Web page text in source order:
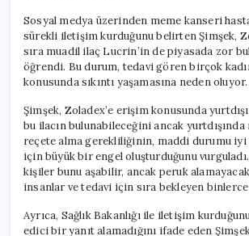
Sosyal medya üzerinden meme kanseri
sürekli iletişim kurduğunu belirten Şimşek,
sıra muadil ilaç Lucrin’in de piyasada zor
öğrendi. Bu durum, tedavi gören birçok
konusunda sıkıntı yaşamasına neden oluyor.
Şimşek, Zoladex’e erişim konusunda
bu ilacın bulunabileceğini ancak yurtdışında
reçete alma gerekliliğinin, maddi durumu iyi
için büyük bir engel oluşturduğunu
kişiler bunu aşabilir, ancak peruk
insanlar ve tedavi için sıra bekleyen binlerce
Ayrıca, Sağlık Bakanlığı ile iletişim
edici bir yanıt alamadığını ifade eden